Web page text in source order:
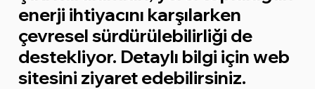
enerji ihtiyacını karşılarken
çevresel sürdürülebilirliği de
destekliyor. Detaylı bilgi için web
sitesini ziyaret edebilirsiniz.